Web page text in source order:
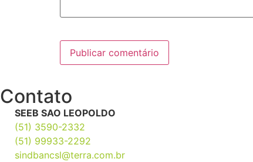
Contato
SEEB SAO LEOPOLDO
(51) 3590-2332
(51) 99933-2292
sindbancsl@terra.com.br